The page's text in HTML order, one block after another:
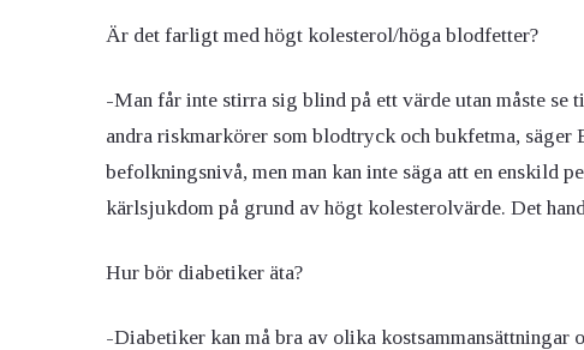
Är det farligt med högt kolesterol/höga blodfetter?
-Man får inte stirra sig blind på ett värde utan måste se
andra riskmarkörer som blodtryck och bukfetma,
befolkningsnivå, men man kan inte säga att en enskild
kärlsjukdom på grund av högt kolesterolvärde. Det
Hur bör diabetiker äta?
-Diabetiker kan må bra av olika